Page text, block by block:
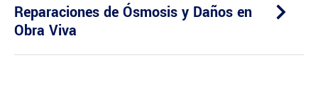
Reparaciones de Ósmosis y Daños en
Obra Viva